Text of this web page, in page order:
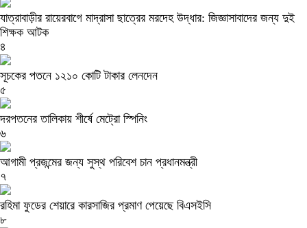
যাত্রাবাড়ীর রায়েরবাগে মাদ্রাসা ছাত্রের মরদেহ উদ্ধার: জিজ্ঞাসাবাদের জন্য দুই
শিক্ষক আটক
৪
সূচকের পতনে ১২১০ কোটি টাকার লেনদেন
৫
দরপতনের তালিকায় শীর্ষে মেট্রো স্পিনিং
৬
আগামী প্রজন্মের জন্য সুস্থ পরিবেশ চান প্রধানমন্ত্রী
৭
রহিমা ফুডের শেয়ারে কারসাজির প্রমাণ পেয়েছে বিএসইসি
৮